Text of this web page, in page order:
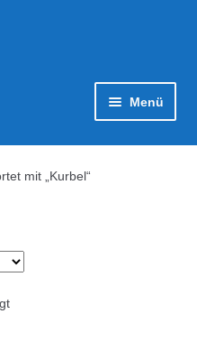
Menü
mit „Kurbel“